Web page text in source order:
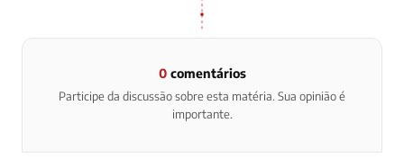
0comentários
Participe da discussão sobre esta matéria. Sua opinião é
importante.